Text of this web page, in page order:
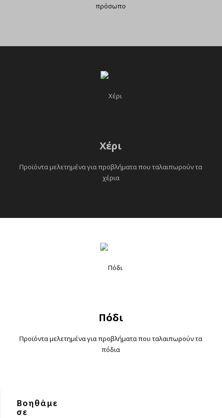
πρόσωπο
Χέρι
Προϊόντα μελετημένα για προβλήματα που ταλαιπωρούν τα
χέρια
Πόδι
Προϊόντα μελετημένα για προβλήματα που ταλαιπωρούν τα
πόδια
Βοηθάμε
σε